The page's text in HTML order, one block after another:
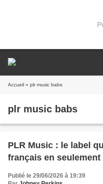
Accueil » plr music babs
plr music babs
PLR Music : le label
français en seulement
Publié le 29/06/2026 à 19:39